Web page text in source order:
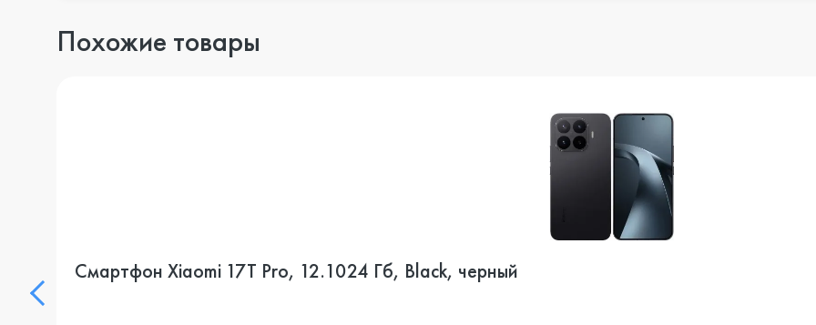
Похожие товары
Смартфон Xiaomi 17T Pro, 12.1024 Гб, Black, черный